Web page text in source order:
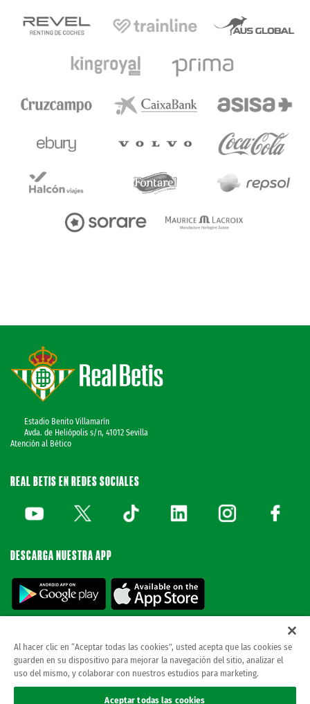
Estadio Benito Villamarín
Avda. de Heliópolis s/n, 41012 Sevilla
Atención al Bético
REAL BETIS EN REDES SOCIALES
DESCARGA NUESTRA APP
© REAL BETIS BALOMPIE.esta página web es la única oficial del real betis balompie.
todos los derechos reservados.
Al hacer clic en “Aceptar todas las cookies”, usted acepta que las cookies se
guarden en su dispositivo para mejorar la navegación del sitio, analizar el
uso del mismo, y colaborar con nuestros estudios para marketing.
Aceptar todas las cookies